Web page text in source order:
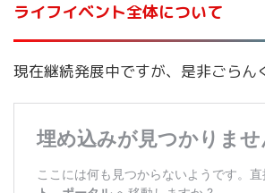
ライフイベント全体について
現在継続発展中ですが、是非ごらん